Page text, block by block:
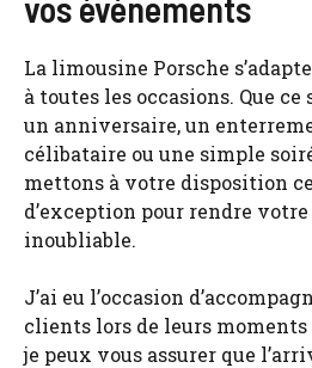
La limousine Porsche
à toutes les occasions. Que
un anniversaire, un
célibataire ou une simple
mettons à votre disposition
d’exception pour rendre
inoubliable.
J’ai eu l’occasion
clients lors de leurs
je peux vous assurer que